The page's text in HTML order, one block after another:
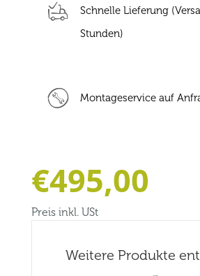
Schnelle Lieferung
Stunden)
Montageservice auf
€495,00
Preis inkl. USt
Weitere Produkte